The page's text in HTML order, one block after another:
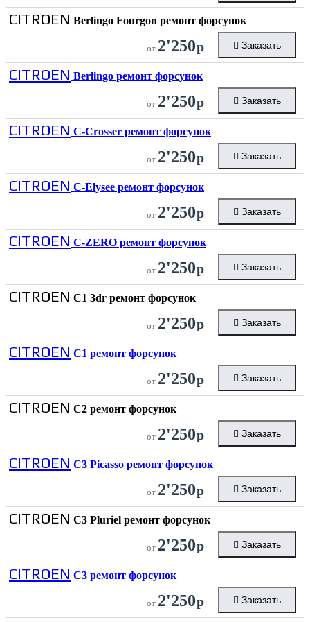
CITROEN Berlingo Fourgon ремонт форсунок
от 2'250р Заказать
CITROEN Berlingo ремонт форсунок
от 2'250р Заказать
CITROEN C-Crosser ремонт форсунок
от 2'250р Заказать
CITROEN C-Elysee ремонт форсунок
от 2'250р Заказать
CITROEN C-ZERO ремонт форсунок
от 2'250р Заказать
CITROEN C1 3dr ремонт форсунок
от 2'250р Заказать
CITROEN C1 ремонт форсунок
от 2'250р Заказать
CITROEN C2 ремонт форсунок
от 2'250р Заказать
CITROEN C3 Picasso ремонт форсунок
от 2'250р Заказать
CITROEN C3 Pluriel ремонт форсунок
от 2'250р Заказать
CITROEN C3 ремонт форсунок
от 2'250р Заказать